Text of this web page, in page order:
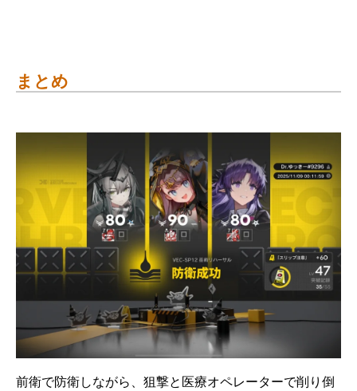
まとめ
前衛で防衛しながら、狙撃と医療オペレーターで削り倒